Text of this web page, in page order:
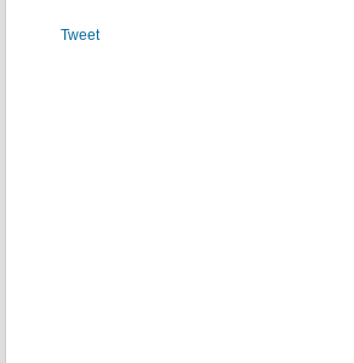
Tweet